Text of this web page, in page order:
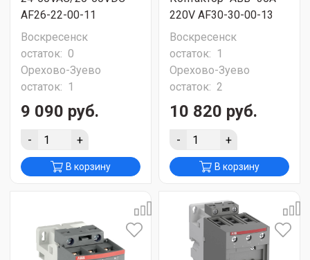
AF26-22-00-11
Воскресенск
остаток: 0
Орехово-Зуево
остаток: 1
9 090 руб.
- +
В корзину
220V AF30-30-00-13
Воскресенск
остаток: 1
Орехово-Зуево
остаток: 2
10 820 руб.
- +
В корзину